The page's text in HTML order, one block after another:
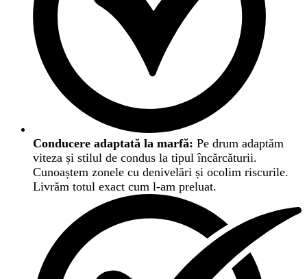
Conducere adaptată la marfă: Pe drum adaptăm
viteza și stilul de condus la tipul încărcăturii.
Cunoaștem zonele cu denivelări și ocolim riscurile.
Livrăm totul exact cum l-am preluat.